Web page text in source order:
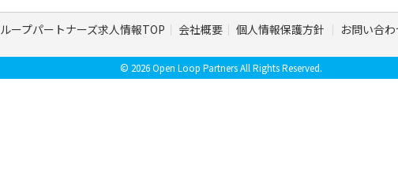
ープパートナーズ求人情報TOP 会社概要 個人情報保護方針 お問い合わ
© 2026 Open Loop Partners All Rights Reserved.